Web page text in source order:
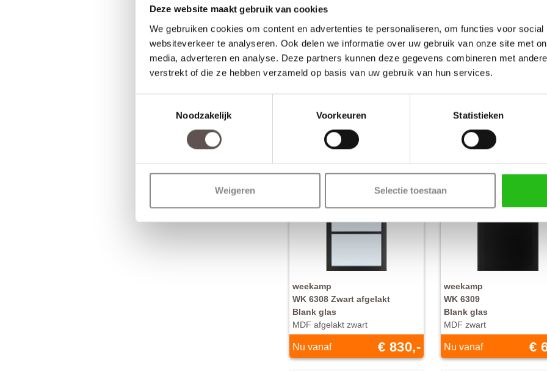
Deze website maakt gebruik van cookies
We gebruiken cookies om content en advertenties te personaliseren, om functies voor social
websiteverkeer te analyseren. Ook delen we informatie over uw gebruik van onze site met
media, adverteren en analyse. Deze partners kunnen deze gegevens combineren met
verstrekt of die ze hebben verzameld op basis van uw gebruik van hun services.
Noodzakelijk
Voorkeuren Statistieken
Weigeren Selectie toestaan
weekamp
WK 6308
Satijn glas
MDF zwart
Nu vanaf € 848,-
weekamp
WK 6308
Blank glas
MDF zwart
Nu vanaf €
weekamp
WK 6308 Zwart afgelakt
Blank glas
MDF afgelakt zwart
Nu vanaf € 830,-
weekamp
WK 6309
Blank glas
MDF zwart
Nu vanaf €